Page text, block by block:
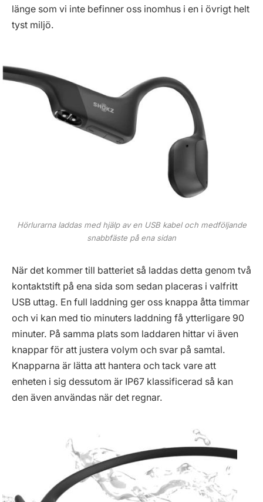
länge som vi inte befinner oss inomhus i en i övrigt helt
tyst miljö.
Hörlurarna laddas med hjälp av en USB kabel och medföljande
snabbfäste på ena sidan
När det kommer till batteriet så laddas detta genom två
kontaktstift på ena sida som sedan placeras i valfritt
USB uttag. En full laddning ger oss knappa åtta timmar
och vi kan med tio minuters laddning få ytterligare 90
minuter. På samma plats som laddaren hittar vi även
knappar för att justera volym och svar på samtal.
Knapparna är lätta att hantera och tack vare att
enheten i sig dessutom är IP67 klassificerad så kan
den även användas när det regnar.